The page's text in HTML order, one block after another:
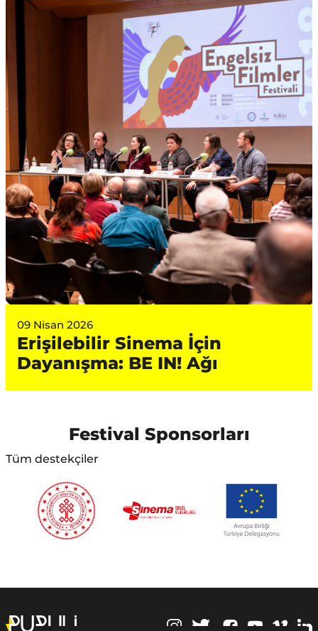
09 Nisan 2026
Erişilebilir Sinema İçin
Dayanışma: BE IN! Ağı
Festival Sponsorları
Tüm destekçiler